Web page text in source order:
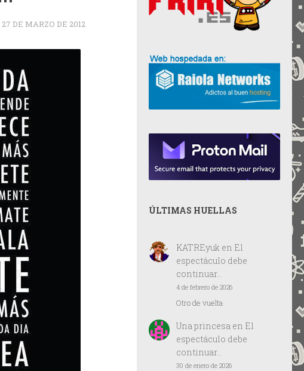
27 DE MARZO DE 2012
ÚLTIMAS HUELLAS
KATREyuk en El
espectáculo debe
continuar…
4 de febrero de 2026
Otro de vuelta
Una princesaen El
espectáculo debe
continuar…
30 de enero de 2026